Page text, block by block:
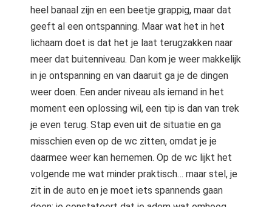
heel banaal zijn en een beetje grappig, maar dat
geeft al een ontspanning. Maar wat het in het
lichaam doet is dat het je laat terugzakken naar
meer dat buitenniveau. Dan kom je weer makkelijk
in je ontspanning en van daaruit ga je de dingen
weer doen. Een ander niveau als iemand in het
moment een oplossing wil, een tip is dan van trek
je even terug. Stap even uit de situatie en ga
misschien even op de wc zitten, omdat je je
daarmee weer kan hernemen. Op de wc lijkt het
volgende me wat minder praktisch… maar stel, je
zit in de auto en je moet iets spannends gaan